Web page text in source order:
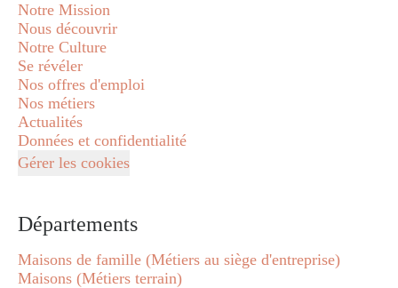
Notre Mission
Nous découvrir
Notre Culture
Se révéler
Nos offres d'emploi
Nos métiers
Actualités
Données et confidentialité
Gérer les cookies
Départements
Maisons de famille (Métiers au siège d'entreprise)
Maisons (Métiers terrain)